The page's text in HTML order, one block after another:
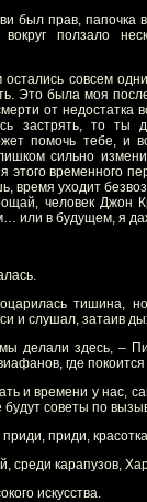
был прав, папочка
ползало
совсем
Это была моя
от недостатка
застрять, то
помочь тебе,
сильно
этого временного
время уходит
человек Джон
или в будущем, я
тишина,
и слушал, затаив
делали здесь, –
где
и времени у нас,
советы по
приди,
среди карапузов,
искусства.